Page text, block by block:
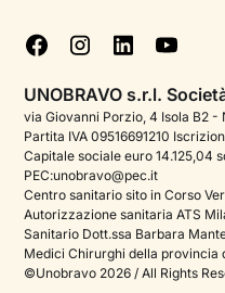
Podcast di psicologia
Corporate
Psicologo italiano
Approfondimenti sulla
Sala stampa
Cookie policy
Gestisci cookie
UNOBRAVO s.r.l.
via Giovanni Porzio, 4 Isola B2 -
Partita IVA 09516691210
Capitale sociale euro 14.125,04
PEC:unobravo@pec.it
Centro sanitario sito in Corso
Autorizzazione sanitaria ATS
Sanitario Dott.ssa Barbara
Medici Chirurghi della provincia
©Unobravo 2026 / All Rights